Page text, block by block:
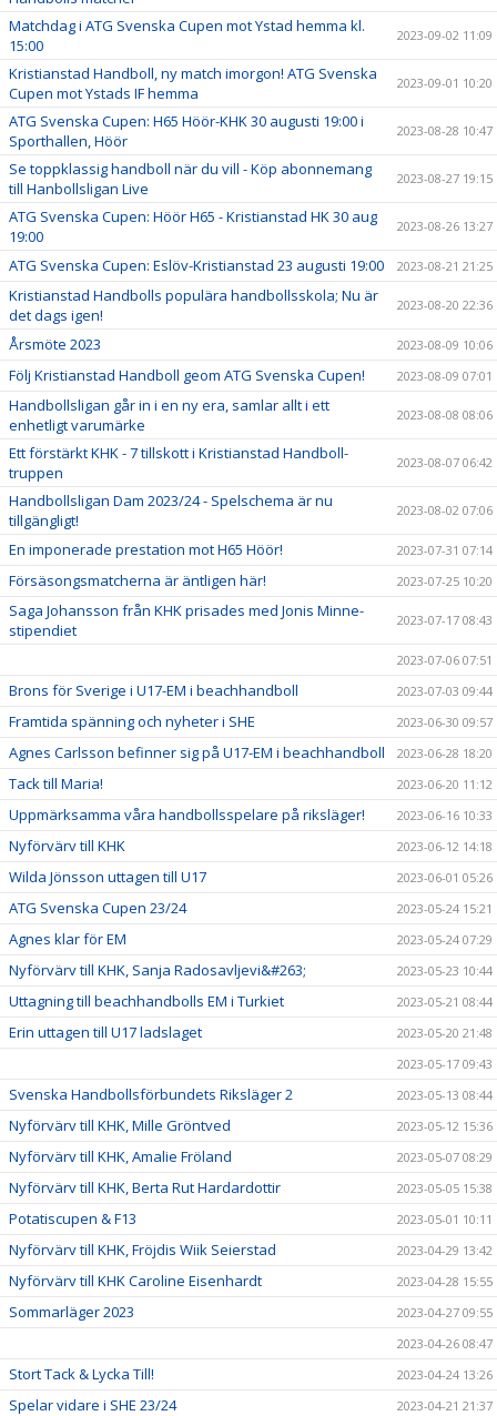
Matchdag i ATG Svenska Cupen mot Ystad hemma kl.
15:00
2023-09-02 11:09
Kristianstad Handboll, ny match imorgon! ATG Svenska
Cupen mot Ystads IF hemma
2023-09-01 10:20
ATG Svenska Cupen: H65 Höör-KHK 30 augusti 19:00 i
Sporthallen, Höör
2023-08-28 10:47
Se toppklassig handboll när du vill - Köp abonnemang
till Hanbollsligan Live
2023-08-27 19:15
ATG Svenska Cupen: Höör H65 - Kristianstad HK 30 aug
19:00
2023-08-26 13:27
ATG Svenska Cupen: Eslöv-Kristianstad 23 augusti 19:00 2023-08-21 21:25
Kristianstad Handbolls populära handbollsskola; Nu är
det dags igen!
2023-08-20 22:36
Årsmöte 2023 2023-08-09 10:06
Följ Kristianstad Handboll geom ATG Svenska Cupen! 2023-08-09 07:01
Handbollsligan går in i en ny era, samlar allt i ett
enhetligt varumärke
2023-08-08 08:06
Ett förstärkt KHK - 7 tillskott i Kristianstad Handboll-
truppen
2023-08-07 06:42
Handbollsligan Dam 2023/24 - Spelschema är nu
tillgängligt!
2023-08-02 07:06
En imponerade prestation mot H65 Höör! 2023-07-31 07:14
Försäsongsmatcherna är äntligen här! 2023-07-25 10:20
Saga Johansson från KHK prisades med Jonis Minne-
stipendiet
2023-07-17 08:43
2023-07-06 07:51
Brons för Sverige i U17-EM i beachhandboll 2023-07-03 09:44
Framtida spänning och nyheter i SHE 2023-06-30 09:57
Agnes Carlsson befinner sig på U17-EM i beachhandboll 2023-06-28 18:20
Tack till Maria! 2023-06-20 11:12
Uppmärksamma våra handbollsspelare på riksläger! 2023-06-16 10:33
Nyförvärv till KHK 2023-06-12 14:18
Wilda Jönsson uttagen till U17 2023-06-01 05:26
ATG Svenska Cupen 23/24 2023-05-24 15:21
Agnes klar för EM 2023-05-24 07:29
Nyförvärv till KHK, Sanja Radosavljevi&#263; 2023-05-23 10:44
Uttagning till beachhandbolls EM i Turkiet 2023-05-21 08:44
Erin uttagen till U17 ladslaget
2023-05-20 21:48
2023-05-17 09:43
Svenska Handbollsförbundets Riksläger 2 2023-05-13 08:44
Nyförvärv till KHK, Mille Gröntved 2023-05-12 15:36
Nyförvärv till KHK, Amalie Fröland 2023-05-07 08:29
Nyförvärv till KHK, Berta Rut Hardardottir 2023-05-05 15:38
Potatiscupen & F13 2023-05-01 10:11
Nyförvärv till KHK, Fröjdis Wiik Seierstad 2023-04-29 13:42
Nyförvärv till KHK Caroline Eisenhardt 2023-04-28 15:55
Sommarläger 2023
2023-04-27 09:55
2023-04-26 08:47
Stort Tack & Lycka Till! 2023-04-24 13:26
Spelar vidare i SHE 23/24 2023-04-21 21:37